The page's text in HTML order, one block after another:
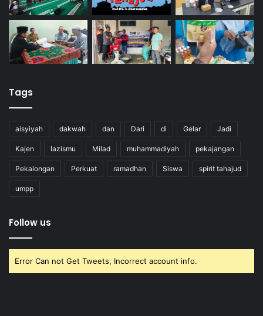
Tags
aisyiyah dakwah dan Dari di Gelar Jadi
Kajen lazismu Milad muhammadiyah pekajangan
Pekalongan Perkuat ramadhan Siswa spirit tahajud
umpp
Follow us
Error Can not Get Tweets, Incorrect account info.